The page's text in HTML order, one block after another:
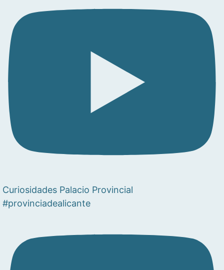
Curiosidades Palacio Provincial
#provinciadealicante